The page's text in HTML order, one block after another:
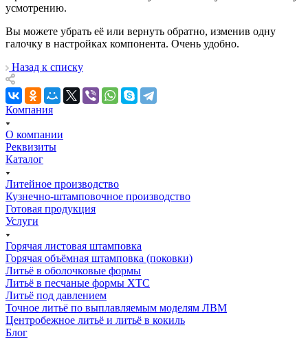
усмотрению.
Вы можете убрать её или вернуть обратно, изменив одну
галочку в настройках компонента. Очень удобно.
Назад к списку
Компания
О компании
Реквизиты
Каталог
Литейное производство
Кузнечно-штамповочное производство
Готовая продукция
Услуги
Горячая листовая штамповка
Горячая объёмная штамповка (поковки)
Литьё в оболочковые формы
Литьё в песчаные формы ХТС
Литьё под давлением
Точное литьё по выплавляемым моделям ЛВМ
Центробежное литьё и литьё в кокиль
Блог